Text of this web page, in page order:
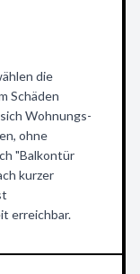
die
Schäden
Wohnungs-
ohne
"Balkontür
kurzer
erreichbar.